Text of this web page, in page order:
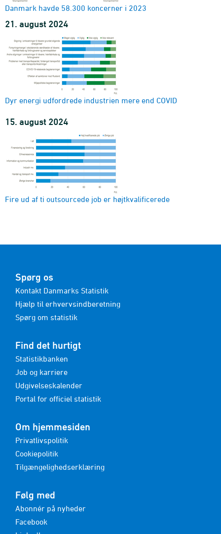
Danmark havde 58.300 koncerner i 2023
21. august 2024
Dyr energi udfordrede industrien mere end COVID
15. august 2024
Fire ud af ti outsourcede job er højtkvalificerede
Spørg os
Kontakt Danmarks Statistik
Hjælp til erhvervsindberetning
Spørg om statistik
Find det hurtigt
Statistikbanken
Job og karriere
Udgivelseskalender
Portal for officiel statistik
Om hjemmesiden
Privatlivspolitik
Cookiepolitik
Tilgængelighedserklæring
Følg med
Abonnér på nyheder
Facebook